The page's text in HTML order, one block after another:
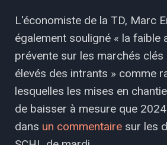
L'économiste de la TD, Marc
également souligné « la faible
prévente sur les marchés
élevés des intrants » comme
lesquelles les mises en
de baisser à mesure que
dans un commentaire sur les